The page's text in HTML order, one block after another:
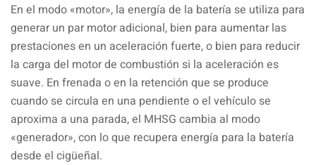
En el modo «motor», la energía de la batería se utiliza para
generar un par motor adicional, bien para aumentar las
prestaciones en un aceleración fuerte, o bien para reducir
la carga del motor de combustión si la aceleración es
suave. En frenada o en la retención que se produce
cuando se circula en una pendiente o el vehículo se
aproxima a una parada, el MHSG cambia al modo
«generador», con lo que recupera energía para la batería
desde el cigüeñal.